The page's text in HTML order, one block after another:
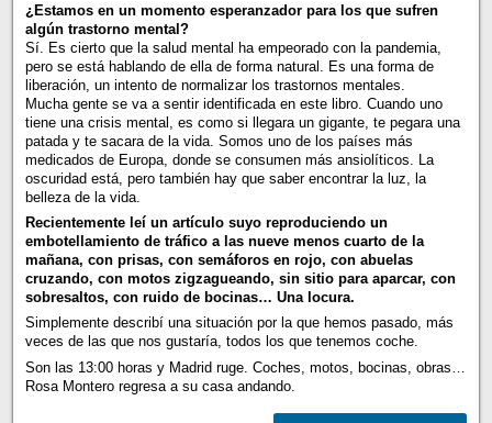
¿Estamos en un momento esperanzador para los que sufren
algún trastorno mental?
Sí. Es cierto que la salud mental ha empeorado con la pandemia,
pero se está hablando de ella de forma natural. Es una forma de
liberación, un intento de normalizar los trastornos mentales.
Mucha gente se va a sentir identificada en este libro. Cuando uno
tiene una crisis mental, es como si llegara un gigante, te pegara una
patada y te sacara de la vida. Somos uno de los países más
medicados de Europa, donde se consumen más ansiolíticos. La
oscuridad está, pero también hay que saber encontrar la luz, la
belleza de la vida.
Recientemente leí un artículo suyo reproduciendo un
embotellamiento de tráfico a las nueve menos cuarto de la
mañana, con prisas, con semáforos en rojo, con abuelas
cruzando, con motos zigzagueando, sin sitio para aparcar, con
sobresaltos, con ruido de bocinas… Una locura.
Simplemente describí una situación por la que hemos pasado, más
veces de las que nos gustaría, todos los que tenemos coche.
Son las 13:00 horas y Madrid ruge. Coches, motos, bocinas, obras…
Rosa Montero regresa a su casa andando.